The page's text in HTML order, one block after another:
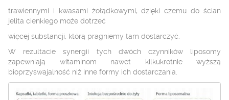
trawiennymi i kwasami żołądkowymi, dzięki czemu do ścian
jelita cienkiego może dotrzeć
więcej substancji, którą pragniemy tam dostarczyć.
W rezultacie synergii tych dwóch czynników liposomy
zapewniają witaminom nawet kilkukrotnie wyższą
bioprzyswajalność niż inne formy ich dostarczania.